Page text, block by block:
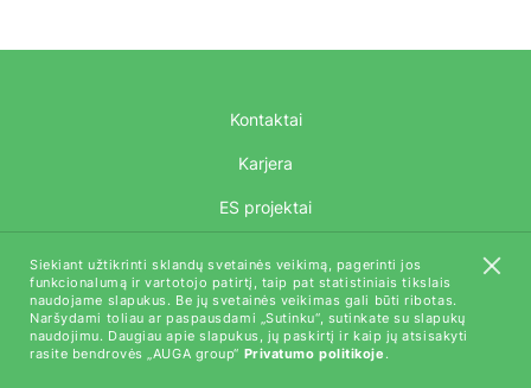
Siekiant užtikrinti sklandų svetainės veikimą, pagerinti jos
funkcionalumą ir vartotojo patirtį, taip pat statistiniais tikslais
naudojame slapukus. Be jų svetainės veikimas gali būti ribotas.
Naršydami toliau ar paspausdami „Sutinku“, sutinkate su slapukų
naudojimu. Daugiau apie slapukus, jų paskirtį ir kaip jų atsisakyti
rasite bendrovės „AUGA group“ Privatumo politikoje .
Kontaktai
Karjera
ES projektai